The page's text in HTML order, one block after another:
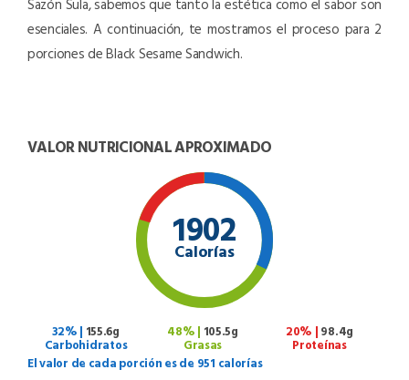
Sazón Sula, sabemos que tanto la estética como el sabor son
esenciales. A continuación, te mostramos el proceso para 2
porciones de Black Sesame Sandwich.
VALOR NUTRICIONAL APROXIMADO
1902
Calorías
32% | 155.6g
Carbohidratos
48% | 105.5g
Grasas
20% | 98.4g
Proteínas
El valor de cada porción es de 951 calorías